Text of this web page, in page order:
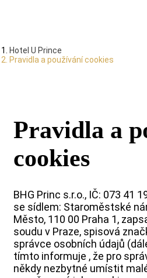
Hotel U Prince
Pravidla a používání cookies
Pravidla a
cookies
BHG Princ s.r.o., IČ: 073 41
se sídlem: Staroměstské
Město, 110 00 Praha 1,
soudu v Praze, spisová
správce osobních údajů
tímto informuje , že pro
někdy nezbytné umístit